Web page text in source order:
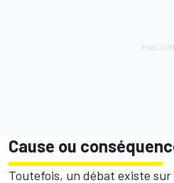
Cause ou
Toutefois, un débat existe